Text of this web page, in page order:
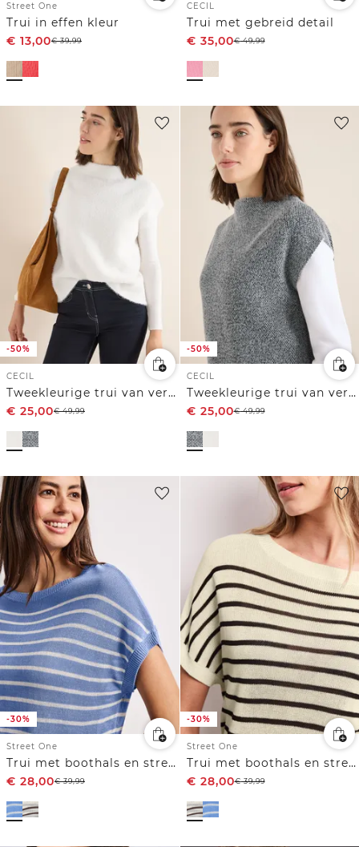
Street One
Trui in effen kleur
€ 13,00€39,99
CECIL
Trui met gebreid detail
€ 35,00€49,99
-50%
CECIL
Tweekleurige trui van verengaren
€ 25,00€49,99
-50%
CECIL
Tweekleurige trui van verengaren
€ 25,00€49,99
-30%
Street One
Trui met boothals en strepen
€ 28,00€39,99
-30%
Street One
Trui met boothals en strepen
€ 28,00€39,99